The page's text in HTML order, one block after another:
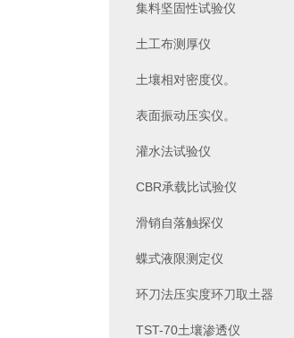
集料坚固性试验仪
土工布测厚仪
土壤相对密度仪。
表面振动压实仪。
灌水法试验仪
CBR承载比试验仪
滑销自落触探仪
蝶式液限测定仪
环刀法压实度环刀取土器
TST-70土壤渗透仪